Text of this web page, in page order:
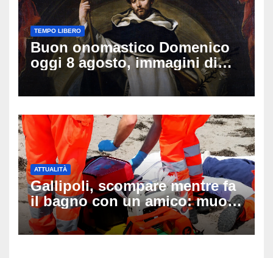
TEMPO LIBERO
Buon onomastico Domenico
oggi 8 agosto, immagini di
auguri da condividere
ATTUALITÀ
Gallipoli, scompare mentre fa
il bagno con un amico: muore
a 19 anni dopo 45 minuti di
disperati tentativi di